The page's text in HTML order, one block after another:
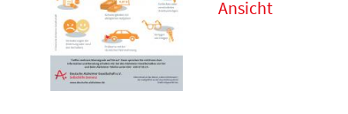
Ansicht